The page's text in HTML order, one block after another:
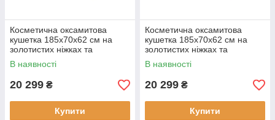
Косметична оксамитова
кушетка 185x70x62 см на
золотистих ніжках та
подушками Cozzi STD-R
Calissimo для салону краси
В наявності
20 299 ₴
Купити
Косметична оксамитова
кушетка 185x70x62 см на
золотистих ніжках та
подушками Cozzi STD-R
Calissimo для салону краси
В наявності
20 299 ₴
Купити